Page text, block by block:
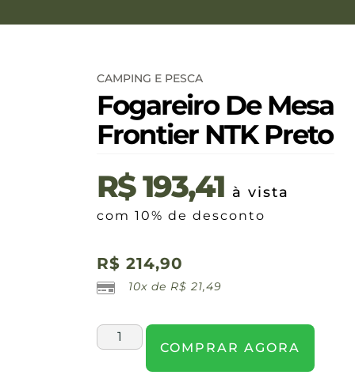
CAMPING E PESCA
Fogareiro De Mesa
Frontier NTK Preto
R$193,41 à vista
com 10% de desconto
R$ 214,90
10x de R$ 21,49
COMPRAR AGORA